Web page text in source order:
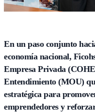
En un paso conjunto
economía nacional,
Empresa Privada
Entendimiento (MOU)
estratégica para
emprendedores y